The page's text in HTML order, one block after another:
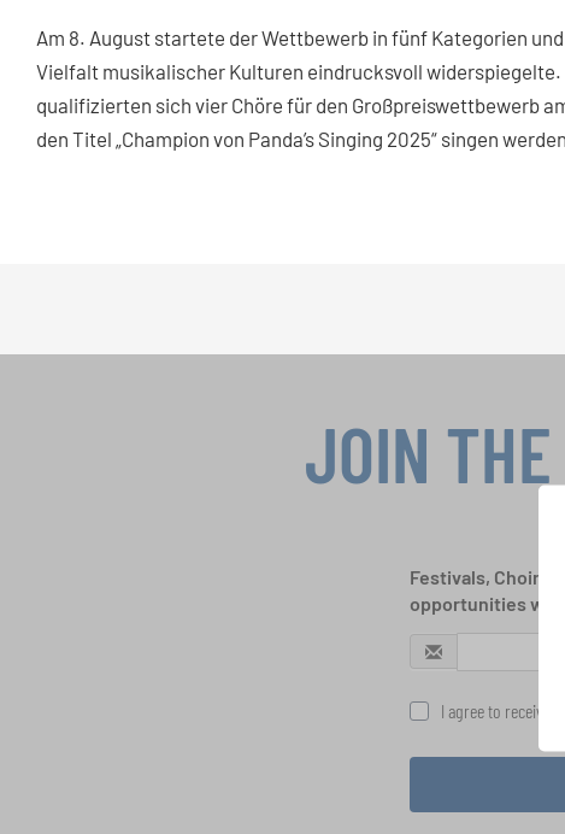
Am 8. August startete der Wettbewerb in fünf Kategorien
Vielfalt musikalischer Kulturen eindrucksvoll widerspiegelte.
qualifizierten sich vier Chöre für den Großpreiswettbewerb
den Titel „Champion von Panda’s Singing 2025“ singen
JOIN
Festivals, Choir
opportunities
I agree to receive